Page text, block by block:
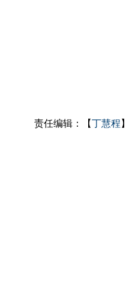
责任编辑：【丁慧程 】